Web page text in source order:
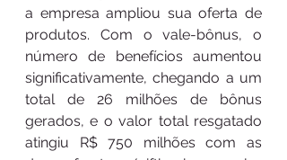
a empresa ampliou sua oferta de
produtos. Com o vale-bônus, o
número de benefícios aumentou
significativamente, chegando a um
total de 26 milhões de bônus
gerados, e o valor total resgatado
atingiu R$ 750 milhões com as